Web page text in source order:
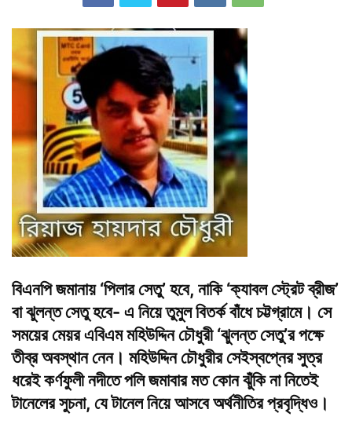
বিএনপি জমানায় ‘পিলার সেতু’ হবে, নাকি ‘ক্যাবল স্ট্রেট ব্রীজ’
বা ঝুলন্ত সেতু হবে- এ নিয়ে তুমুল বিতর্ক বাঁধে চট্টগ্রামে। সে
সময়ের মেয়র এবিএম মহিউদ্দিন চৌধুরী ‘ঝুলন্ত সেতু’র পক্ষে
তীব্র অবস্থান নেন। মহিউদ্দিন চৌধুরীর সেইস্বপ্নের সুত্র
ধরেই কর্ণফুলী নদীতে পলি জমাবার মত কোন ঝুঁকি না নিতেই
টানেলের সুচনা, যে টানেল নিয়ে আসবে অর্থনীতির প্রবৃদ্ধিও।